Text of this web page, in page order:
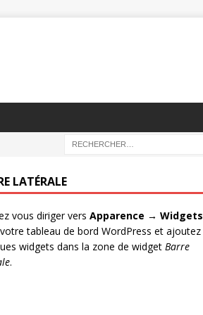
LATÉRALE
vous diriger vers Apparence → Widgets
tableau de bord WordPress et ajoutez
widgets dans la zone de widget Barre
.